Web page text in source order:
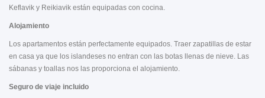
Keflavik y Reikiavik están equipadas con cocina.
Alojamiento
Los apartamentos están perfectamente equipados. Traer zapatillas de estar
en casa ya que los islandeses no entran con las botas llenas de nieve. Las
sábanas y toallas nos las proporciona el alojamiento.
Seguro de viaje incluido